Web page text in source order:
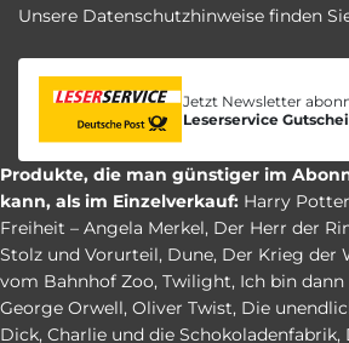
Unsere Datenschutzhinweise finden
Jetzt Newsletter
Leserservice
Produkte, die man günstiger im
kann, als im Einzelverkauf: Harry Potter
Freiheit – Angela Merkel, Der Herr der
Stolz und Vorurteil, Dune, Der Krieg der
vom Bahnhof Zoo, Twilight, Ich bin
George Orwell, Oliver Twist, Die
Dick, Charlie und die Schokoladenfabrik,